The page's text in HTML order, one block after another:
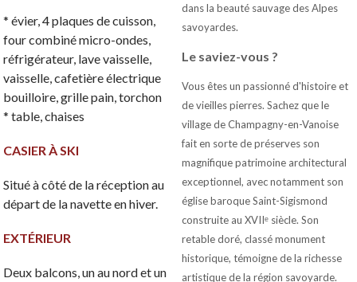
* évier, 4 plaques de cuisson,
four combiné micro-ondes,
réfrigérateur, lave vaisselle,
vaisselle, cafetière électrique
bouilloire, grille pain, torchon
* table, chaises
CASIER À SKI
Situé à côté de la réception au
départ de la navette en hiver.
EXTÉRIEUR
Deux balcons, un au nord et un
dans la beauté sauvage des Alpes
savoyardes.
Le saviez-vous ?
Vous êtes un passionné d'histoire et
de vieilles pierres. Sachez que le
village de Champagny-en-Vanoise
fait en sorte de préserves son
magnifique patrimoine architectural
exceptionnel, avec notamment son
église baroque Saint-Sigismond
construite au XVIIᵉ siècle. Son
retable doré, classé monument
historique, témoigne de la richesse
artistique de la région savoyarde.